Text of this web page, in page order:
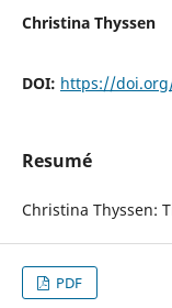
Christina Thyssen
DOI: https://
Resumé
Christina Thyssen:
PDF